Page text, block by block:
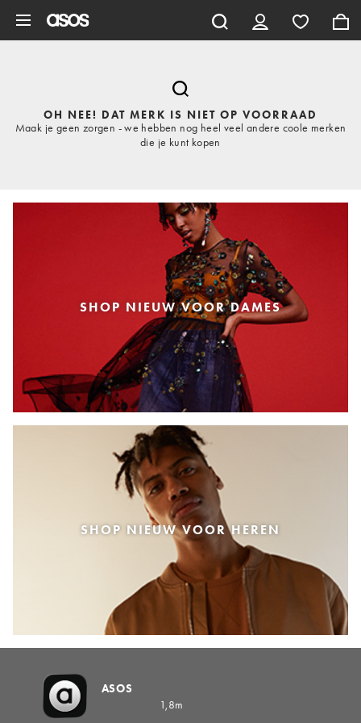
OH NEE! DAT MERK IS NIET OP VOORRAAD
Maak je geen zorgen - we hebben nog heel veel andere coole merken
die je kunt kopen
SHOP NIEUW VOOR DAMES
SHOP NIEUW VOOR HEREN
ASOS
1,8m